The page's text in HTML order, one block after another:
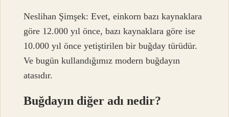
Neslihan Şimşek: Evet, einkorn bazı kaynaklara
göre 12.000 yıl önce, bazı kaynaklara göre ise
10.000 yıl önce yetiştirilen bir buğday türüdür.
Ve bugün kullandığımız modern buğdayın
atasıdır.
Buğdayın diğer adı nedir?